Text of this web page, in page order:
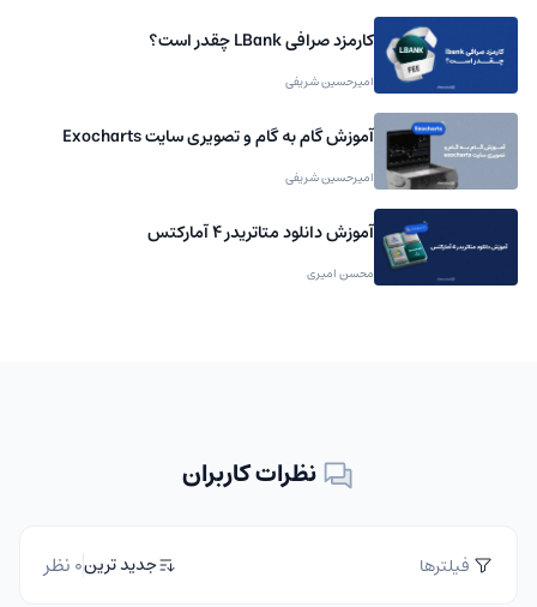
کارمزد صرافی LBank چقدر است؟
امیرحسین شریفی
آموزش گام به گام و تصویری سایت Exocharts
امیرحسین شریفی
آموزش دانلود متاتریدر 4 آمارکتس
محسن امیری
نظرات کاربران
فیلترها جدید ترین0 نظر